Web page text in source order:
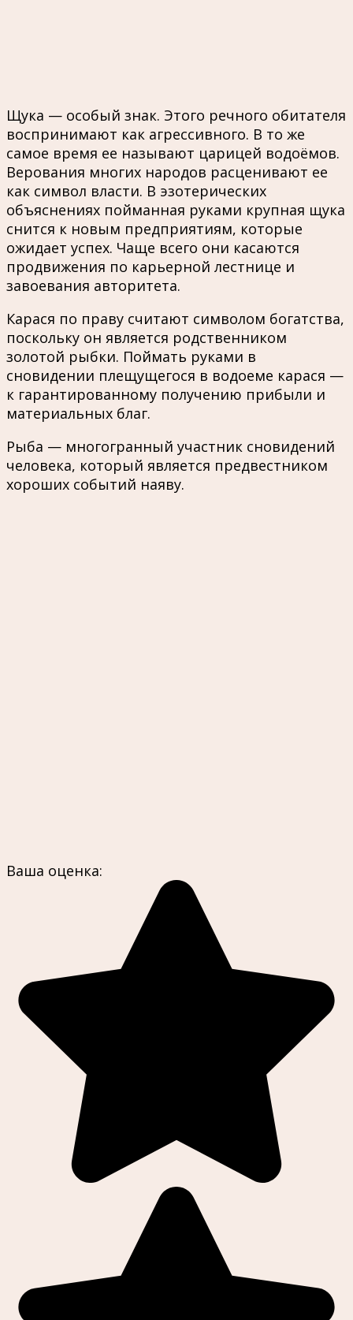
Щука — особый знак. Этого речного обитателя
воспринимают как агрессивного. В то же
самое время еe называют царицей водоёмов.
Верования многих народов расценивают еe
как символ власти. В эзотерических
объяснениях пойманная руками крупная щука
снится к новым предприятиям, которые
ожидает успех. Чаще всего они касаются
продвижения по карьерной лестнице и
завоевания авторитета.
Карася по праву считают символом богатства,
поскольку он является родственником
золотой рыбки. Поймать руками в
сновидении плещущегося в водоеме карася —
к гарантированному получению прибыли и
материальных благ.
Рыба — многогранный участник сновидений
человека, который является предвестником
хороших событий наяву.
Ваша оценка: